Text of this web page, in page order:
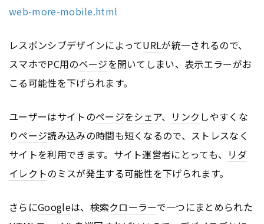
web-more-mobile.html
レスポンシブデザインによってURLが統一されるので、
スマホでPC用のページを開いてしまい、表示エラーがお
こる可能性を下げられます。
ユーザーはサイトのページをシェア、 リンク しやすくな
りページ読み込みの時間も短くなるので、ストレスなく
サイトを利用できます。サイト運営者にとっても、 リダ
イレクトのミスが発生する可能性を下げられます。
さらにGoogleは、検索クローラーで一つにまとめられた